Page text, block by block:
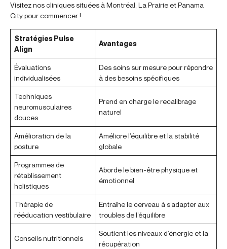
Visitez nos cliniques situées à Montréal, La Prairie et Panama
City pour commencer !
Stratégies Pulse
Align
Avantages
Évaluations
individualisées
Des soins sur mesure pour répondre
à des besoins spécifiques
Techniques
neuromusculaires
douces
Prend en charge le recalibrage
naturel
Amélioration de la
posture
Améliore l’équilibre et la stabilité
globale
Programmes de
rétablissement
holistiques
Aborde le bien-être physique et
émotionnel
Thérapie de
rééducation vestibulaire
Entraîne le cerveau à s’adapter aux
troubles de l’équilibre
Conseils nutritionnels
Soutient les niveaux d’énergie et la
récupération